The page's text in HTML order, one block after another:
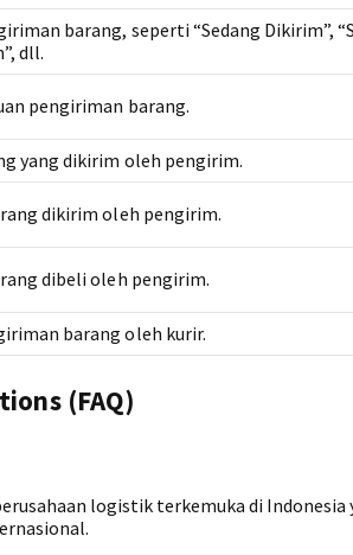
barang, seperti “Sedang Dikirim”,
dll.
pengiriman barang.
yang dikirim oleh pengirim.
dikirim oleh pengirim.
dibeli oleh pengirim.
barang oleh kurir.
(FAQ)
logistik terkemuka di